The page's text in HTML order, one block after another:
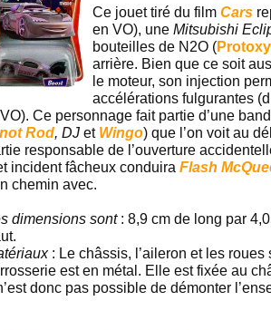
Ce jouet tiré du film Cars
en VO), une Mitsubishi
bouteilles de N2O (
arrière. Bien que ce soit
le moteur, son injection
accélérations fulgurantes
VO). Ce personnage fait partie d’une
Rod, DJ et Wingo) que l’on voit au
responsable de l’ouverture
incident fâcheux conduira Flash
chemin avec.
dimensions sont: 8,9 cm de long par
: Le châssis, l’aileron et les
est en métal. Elle est fixée au
donc pas possible de démonter